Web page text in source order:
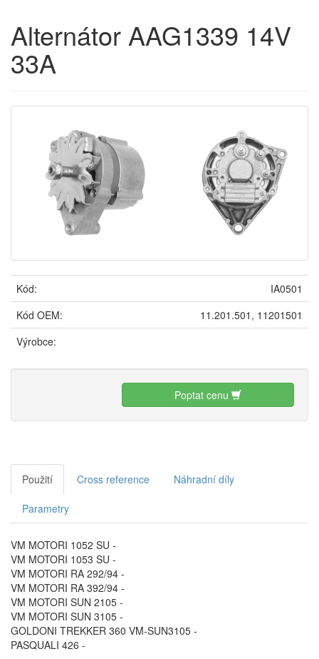
Alternátor AAG1339 14V
33A
Kód:
IA0501
Kód OEM:
11.201.501, 11201501
Výrobce:
Poptat cenu
Použití Cross reference Náhradní díly
Parametry
VM MOTORI 1052 SU -
VM MOTORI 1053 SU -
VM MOTORI RA 292/94 -
VM MOTORI RA 392/94 -
VM MOTORI SUN 2105 -
VM MOTORI SUN 3105 -
GOLDONI TREKKER 360 VM-SUN3105 -
PASQUALI 426 -